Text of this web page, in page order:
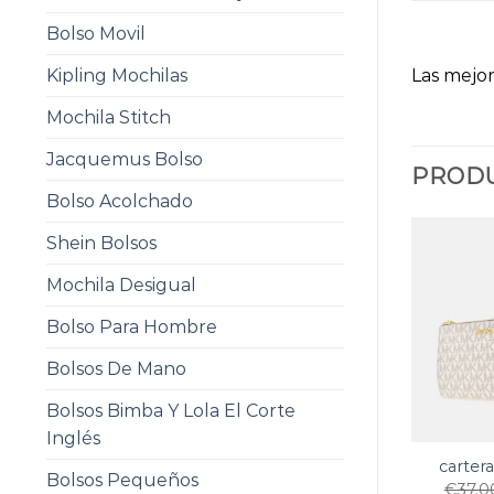
Bolso Movil
Kipling Mochilas
Mochila Stitch
Jacquemus Bolso
Bolso Acolchado
Shein Bolsos
Mochila Desigual
Bolso Para Hombre
Bolsos De Mano
Bolsos Bimba Y Lola El Corte
Inglés
Bolsos Pequeños
Las
€